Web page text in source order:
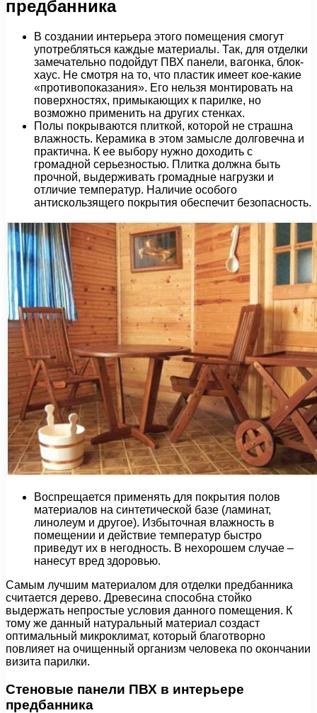
предбанника
В создании интерьера этого помещения смогут
употребляться каждые материалы. Так, для отделки
замечательно подойдут ПВХ панели, вагонка, блок-
хаус. Не смотря на то, что пластик имеет кое-какие
«противопоказания». Его нельзя монтировать на
поверхностях, примыкающих к парилке, но
возможно применить на других стенках.
Полы покрываются плиткой, которой не страшна
влажность. Керамика в этом замысле долговечна и
практична. К ее выбору нужно доходить с
громадной серьезностью. Плитка должна быть
прочной, выдерживать громадные нагрузки и
отличие температур. Наличие особого
антискользящего покрытия обеспечит безопасность.
Воспрещается применять для покрытия полов
материалов на синтетической базе (ламинат,
линолеум и другое). Избыточная влажность в
помещении и действие температур быстро
приведут их в негодность. В нехорошем случае –
нанесут вред здоровью.
Самым лучшим материалом для отделки предбанника
считается дерево. Древесина способна стойко
выдержать непростые условия данного помещения. К
тому же данный натуральный материал создаст
оптимальный микроклимат, который благотворно
повлияет на очищенный организм человека по окончании
визита парилки.
Стеновые панели ПВХ в интерьере
предбанника